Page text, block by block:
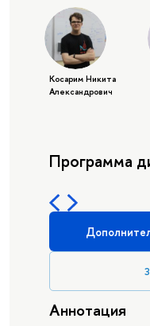
Косарим Никита
Александрович
Программа
Аннотация